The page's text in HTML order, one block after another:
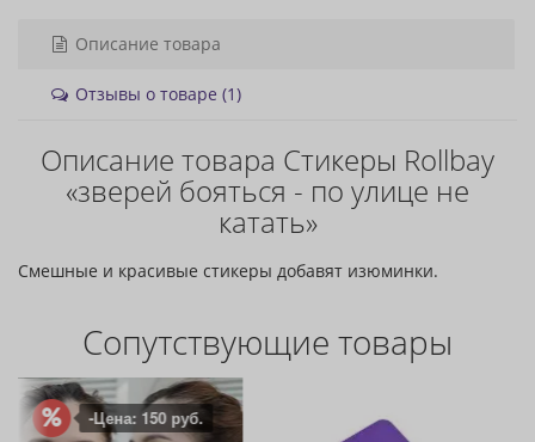
Описание товара
Отзывы о товаре (1)
Описание товара Стикеры Rollbay
«зверей бояться - по улице не
катать»
Смешные и красивые стикеры добавят изюминки.
Сопутствующие товары